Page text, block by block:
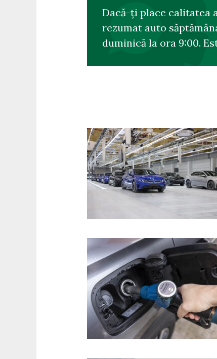
Dacă-ți place calitatea
rezumat auto
duminică la ora 9:00.